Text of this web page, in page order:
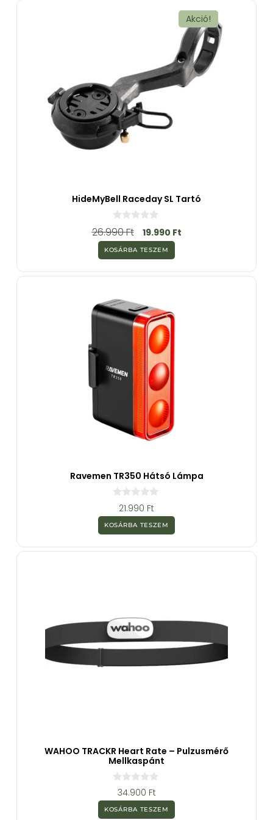
ő
Akció!
HideMyBell Raceday SL Tartó
0
a
5
-
b
ő
26.990Ft 19.990 Ft
KOSÁRBA TESZEM
Ravemen TR350 Hátsó Lámpa
z
5
b
21.990 Ft
KOSÁRBA TESZEM
WAHOO TRACKR Heart Rate – Pulzusmérő
Mellkaspánt
z
5
34.900 Ft
KOSÁRBA TESZEM